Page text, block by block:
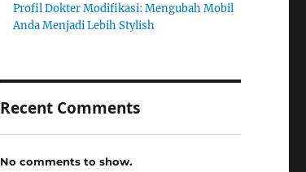
Profil Dokter Modifikasi: Mengubah Mobil
Anda Menjadi Lebih Stylish
Recent Comments
No comments to show.